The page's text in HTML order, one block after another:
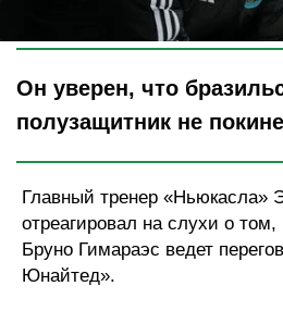
Legion-
Он уверен, что
полузащитник не
Главный тренер «Ньюкасла»
отреагировал на слухи о
Бруно Гимараэс ведет
Юнайтед».